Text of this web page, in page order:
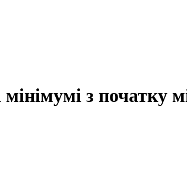
з початку